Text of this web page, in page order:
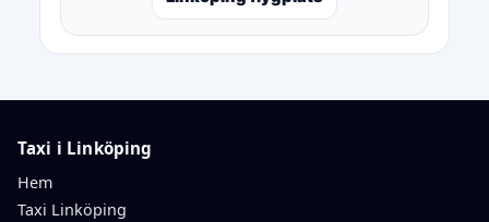
Taxi i Linköping
Hem
Taxi Linköping